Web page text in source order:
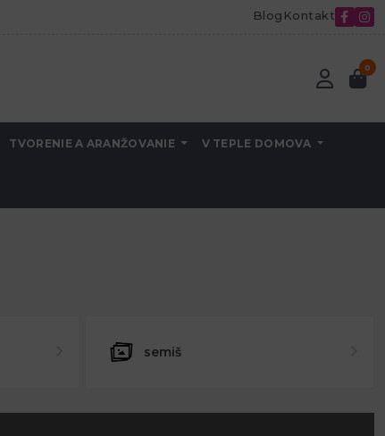
Blog Kontakt
0
TVORENIE A ARANŽOVANIE V TEPLE DOMOVA
semiš